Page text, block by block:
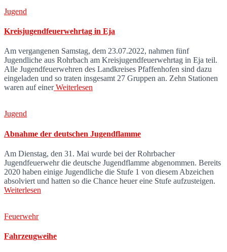
Jugend
Kreisjugendfeuerwehrtag in Eja
Am vergangenen Samstag, dem 23.07.2022, nahmen fünf
Jugendliche aus Rohrbach am Kreisjugendfeuerwehrtag in Eja teil.
Alle Jugendfeuerwehren des Landkreises Pfaffenhofen sind dazu
eingeladen und so traten insgesamt 27 Gruppen an. Zehn Stationen
waren auf einerWeiterlesen
Jugend
Abnahme der deutschen Jugendflamme
Am Dienstag, den 31. Mai wurde bei der Rohrbacher
Jugendfeuerwehr die deutsche Jugendflamme abgenommen. Bereits
2020 haben einige Jugendliche die Stufe 1 von diesem Abzeichen
absolviert und hatten so die Chance heuer eine Stufe aufzusteigen.
Weiterlesen
Feuerwehr
Fahrzeugweihe